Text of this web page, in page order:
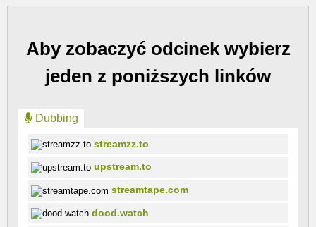
Aby zobaczyć odcinek wybierz
jeden z poniższych linków
Dubbing
streamzz.to
upstream.to
streamtape.com
dood.watch